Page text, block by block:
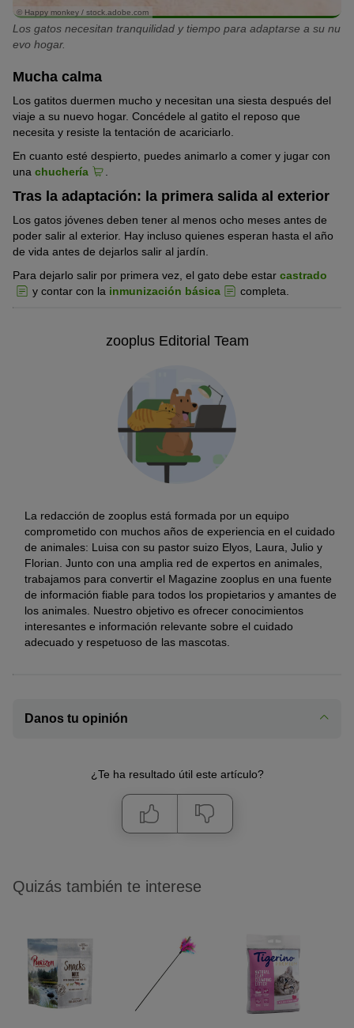
© Happy monkey / stock.adobe.com
Los gatos necesitan tranquilidad y tiempo para adaptarse a su nu
evo hogar.
Mucha calma
Los gatitos duermen mucho y necesitan una siesta después del
viaje a su nuevo hogar. Concédele al gatito el reposo que
necesita y resiste la tentación de acariciarlo.
En cuanto esté despierto, puedes animarlo a comer y jugar con
una chuchería
Tras la adaptación: la primera salida al exterior
Los gatos jóvenes deben tener al menos ocho meses antes de
poder salir al exterior. Hay incluso quienes esperan hasta el año
de vida antes de dejarlos salir al jardín.
Para dejarlo salir por primera vez, el gato debe estar castrado
y contar con la inmunización básica completa.
zooplus Editorial Team
La redacción de zooplus está formada por un equipo
comprometido con muchos años de experiencia en el cuidado
de animales: Luisa con su pastor suizo Elyos, Laura, Julio y
Florian. Junto con una amplia red de expertos en animales,
trabajamos para convertir el Magazine zooplus en una fuente
de información fiable para todos los propietarios y amantes de
los animales. Nuestro objetivo es ofrecer conocimientos
interesantes e información relevante sobre el cuidado
adecuado y respetuoso de las mascotas.
Danos tu opinión
¿Te ha resultado útil este artículo?
Quizás también te interese